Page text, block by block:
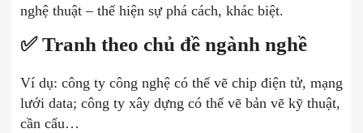
nghệ thuật – thể hiện sự phá cách, khác biệt.
✅ Tranh theo chủ đề ngành nghề
Ví dụ: công ty công nghệ có thể vẽ chip điện tử, mạng
lưới data; công ty xây dựng có thể vẽ bản vẽ kỹ thuật,
cần cẩu…